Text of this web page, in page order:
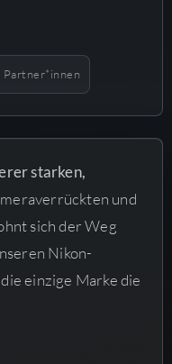
starken,
und
sich der Weg
Nikon-
einzige Marke die